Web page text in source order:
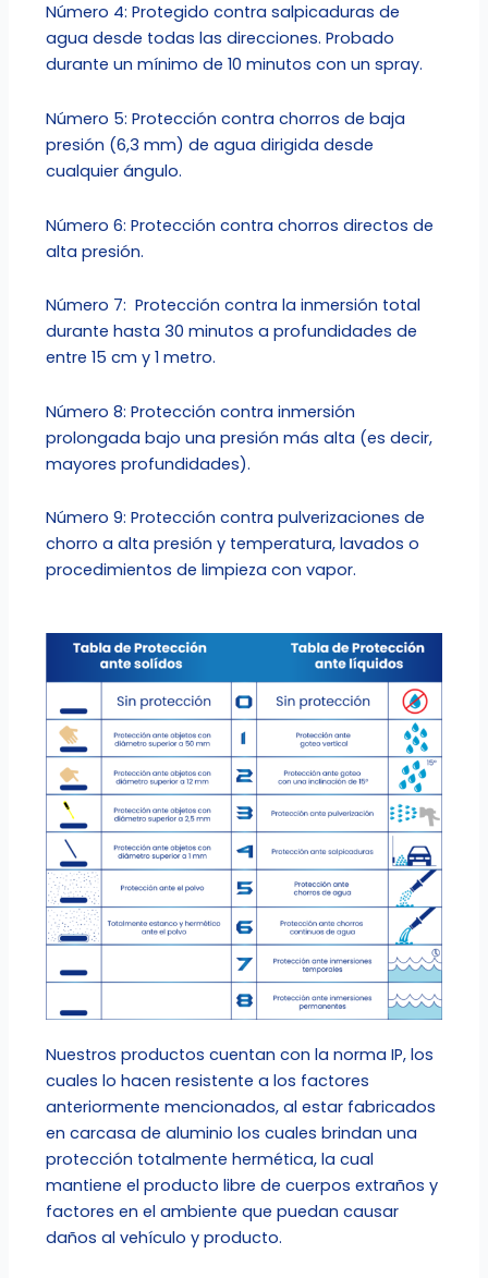
Número 4: Protegido contra salpicaduras de
agua desde todas las direcciones. Probado
durante un mínimo de 10 minutos con un spray.
Número 5: Protección contra chorros de baja
presión (6,3 mm) de agua dirigida desde
cualquier ángulo.
Número 6: Protección contra chorros directos de
alta presión.
Número 7: Protección contra la inmersión total
durante hasta 30 minutos a profundidades de
entre 15 cm y 1 metro.
Número 8: Protección contra inmersión
prolongada bajo una presión más alta (es decir,
mayores profundidades).
Número 9: Protección contra pulverizaciones de
chorro a alta presión y temperatura, lavados o
procedimientos de limpieza con vapor.
Nuestros productos cuentan con la norma IP, los
cuales lo hacen resistente a los factores
anteriormente mencionados, al estar fabricados
en carcasa de aluminio los cuales brindan una
protección totalmente hermética, la cual
mantiene el producto libre de cuerpos extraños y
factores en el ambiente que puedan causar
daños al vehículo y producto.